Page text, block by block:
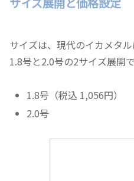
サイズは、現代のイカメタ
1.8号と2.0号の2サイズ展開で
1.8号（税込 1,056円）
2.0号